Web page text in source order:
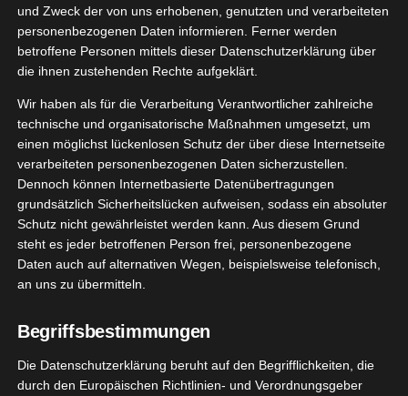
Ich überlegte schon ne ganze Weile, ob ich mir
auch mal einen Hula Hoop Reifen holen sollte. Als
und Zweck der von uns erhobenen, genutzten und verarbeiteten
personenbezogenen Daten informieren. Ferner werden
betroffene Personen mittels dieser Datenschutzerklärung über
die ihnen zustehenden Rechte aufgeklärt.
Wir haben als für die Verarbeitung Verantwortlicher zahlreiche
technische und organisatorische Maßnahmen umgesetzt, um
einen möglichst lückenlosen Schutz der über diese Internetseite
verarbeiteten personenbezogenen Daten sicherzustellen.
Dennoch können Internetbasierte Datenübertragungen
grundsätzlich Sicherheitslücken aufweisen, sodass ein absoluter
Schutz nicht gewährleistet werden kann. Aus diesem Grund
steht es jeder betroffenen Person frei, personenbezogene
Daten auch auf alternativen Wegen, beispielsweise telefonisch,
an uns zu übermitteln.
Begriffsbestimmungen
Die Datenschutzerklärung beruht auf den Begrifflichkeiten, die
durch den Europäischen Richtlinien- und Verordnungsgeber